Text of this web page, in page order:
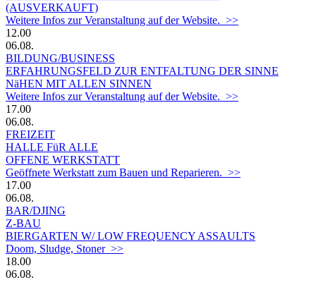
(AUSVERKAUFT)
Weitere Infos zur Veranstaltung auf der Website. >>
12.00
06.08.
BILDUNG/BUSINESS
ERFAHRUNGSFELD ZUR ENTFALTUNG DER SINNE
NäHEN MIT ALLEN SINNEN
Weitere Infos zur Veranstaltung auf der Website. >>
17.00
06.08.
FREIZEIT
HALLE FüR ALLE
OFFENE WERKSTATT
Geöffnete Werkstatt zum Bauen und Reparieren. >>
17.00
06.08.
BAR/DJING
Z-BAU
BIERGARTEN W/ LOW FREQUENCY ASSAULTS
Doom, Sludge, Stoner >>
18.00
06.08.